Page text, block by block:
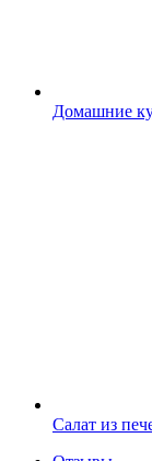
Домашние
Салат из